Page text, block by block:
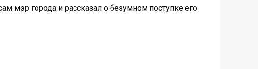
мэр города и рассказал о безумном поступке его